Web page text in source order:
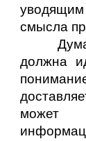
уводящим
смысла
должна
может